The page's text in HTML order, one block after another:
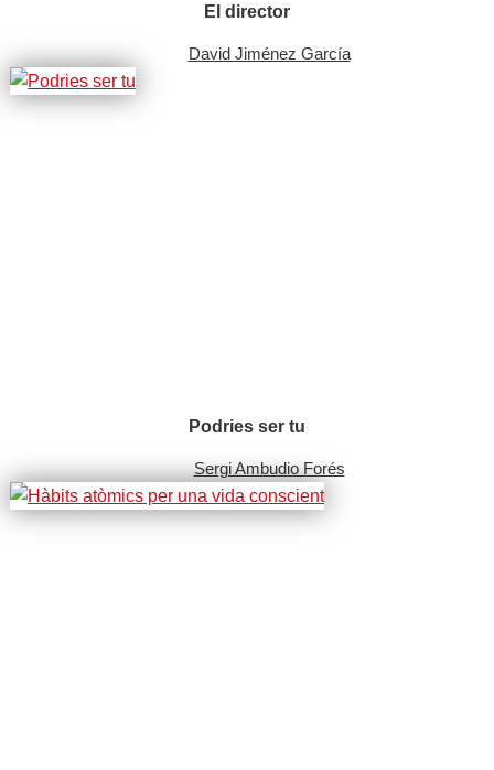
El director
David Jiménez García
Podries ser tu
Sergi Ambudio Forés